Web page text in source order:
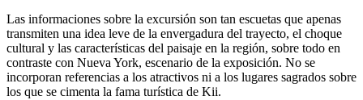
Las informaciones sobre la excursión son tan escuetas que apenas
transmiten una idea leve de la envergadura del trayecto, el choque
cultural y las características del paisaje en la región, sobre todo en
contraste con Nueva York, escenario de la exposición. No se
incorporan referencias a los atractivos ni a los lugares sagrados sobre
los que se cimenta la fama turística de Kii.